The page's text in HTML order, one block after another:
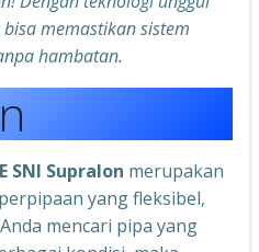
memastikan sistem
hambatan.
SNI Supralon merupakan
yang fleksibel,
mencari pipa yang